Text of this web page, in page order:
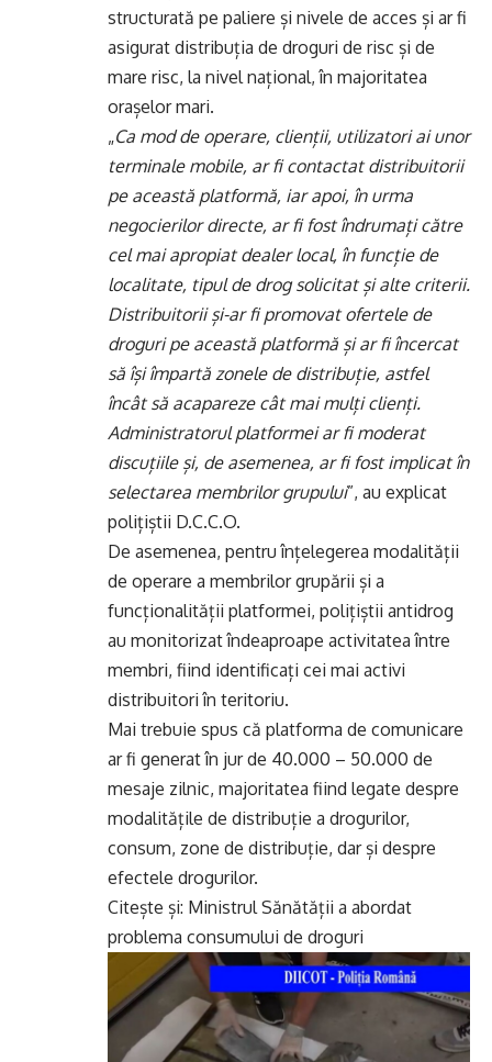
structurată pe paliere și nivele de acces și ar fi
asigurat distribuția de droguri de risc și de
mare risc, la nivel național, în majoritatea
orașelor mari.
„Ca mod de operare, clienții, utilizatori ai unor
terminale mobile, ar fi contactat distribuitorii
pe această platformă, iar apoi, în urma
negocierilor directe, ar fi fost îndrumați către
cel mai apropiat dealer local, în funcție de
localitate, tipul de drog solicitat și alte criterii.
Distribuitorii și-ar fi promovat ofertele de
droguri pe această platformă și ar fi încercat
să își împartă zonele de distribuție, astfel
încât să acapareze cât mai mulți clienți.
Administratorul platformei ar fi moderat
discuțiile și, de asemenea, ar fi fost implicat în
selectarea membrilor grupului”, au explicat
polițiștii D.C.C.O.
De asemenea, pentru înțelegerea modalității
de operare a membrilor grupării și a
funcționalității platformei, polițiștii antidrog
au monitorizat îndeaproape activitatea între
membri, fiind identificați cei mai activi
distribuitori în teritoriu.
Mai trebuie spus că platforma de comunicare
ar fi generat în jur de 40.000 – 50.000 de
mesaje zilnic, majoritatea fiind legate despre
modalitățile de distribuție a drogurilor,
consum, zone de distribuție, dar și despre
efectele drogurilor.
Citește și: Ministrul Sănătății a abordat
problema consumului de droguri